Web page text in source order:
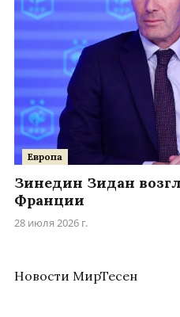
Европа
Зинедин Зидан
Франции
28 июля 2026 г.
Новости МирТесен